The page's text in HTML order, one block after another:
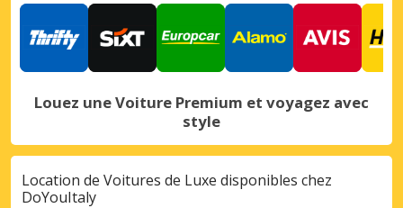
Louez une Voiture Premium et voyagez avec
style
Location de Voitures de Luxe disponibles chez
DoYouItaly